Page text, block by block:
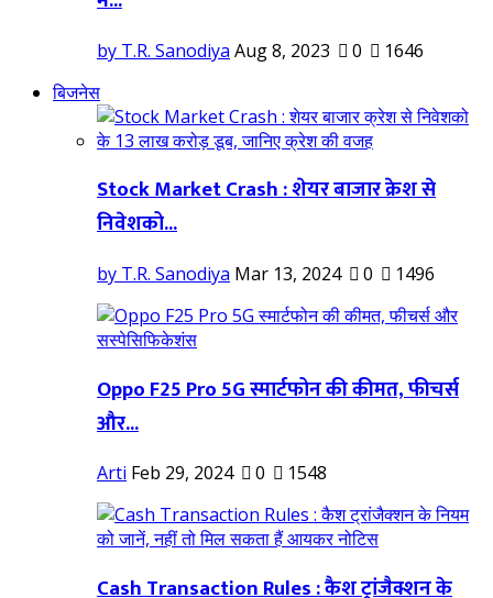
by T.R. Sanodiya Aug 8, 2023 0
1646
बिजनेस
Stock Market Crash : शेयर बाजार क्रेश से
निवेशको...
by T.R. Sanodiya Mar 13, 2024 0 1496
Oppo F25 Pro 5G स्मार्टफोन की कीमत, फीचर्स
और...
Arti Feb 29, 2024 0 1548
Cash Transaction Rules : कैश ट्रांजैक्शन के